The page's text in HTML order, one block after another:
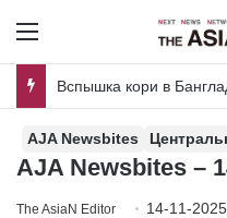
Menu
AJA Newsbites
AJA Newsbites –
The AsiaN Editor 14-11-2025